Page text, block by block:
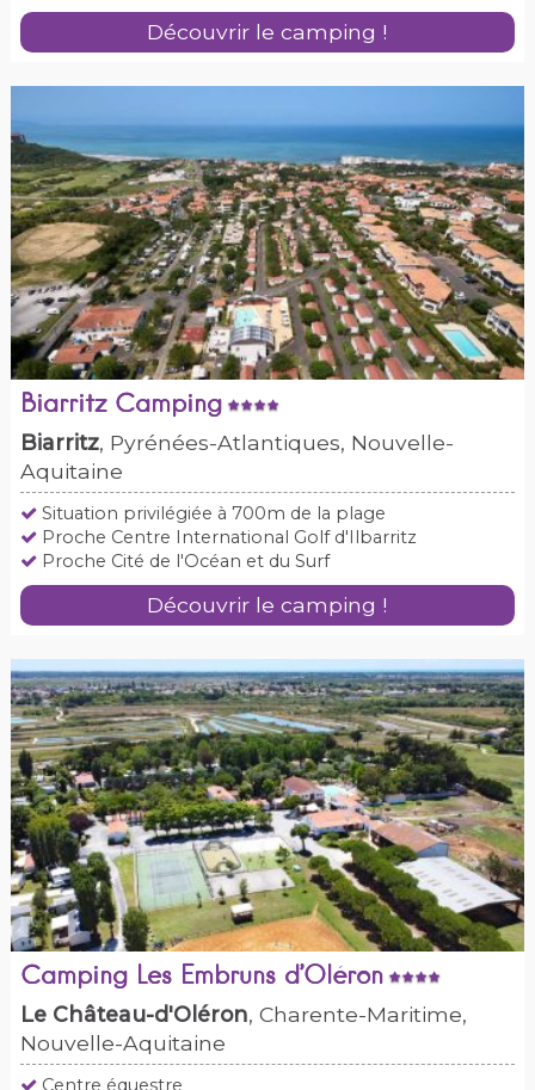
Découvrir le camping !
Biarritz Camping
Biarritz, Pyrénées-Atlantiques, Nouvelle-
Aquitaine
Situation privilégiée à 700m de la plage
Proche Centre International Golf d'Ilbarritz
Proche Cité de l'Océan et du Surf
Découvrir le camping !
Camping Les Embruns d’Oléron
Le Château-d'Oléron, Charente-Maritime,
Nouvelle-Aquitaine
Centre équestre